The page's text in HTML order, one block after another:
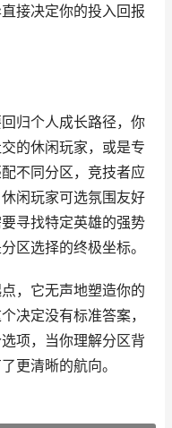
接决定你的投入回报
归个人成长路径，你
的休闲玩家，或是专
不同分区，竞技者应
闲玩家可选氛围友好
寻找特定英雄的强势
区选择的终极坐标。
，它无声地塑造你的
决定没有标准答案，
项，当你理解分区背
更清晰的航向。